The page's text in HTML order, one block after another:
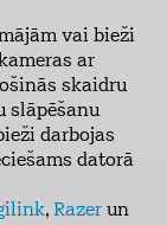
vai bieži
ar
skaidru
slāpēšanu
darbojas
datorā
, Razer un